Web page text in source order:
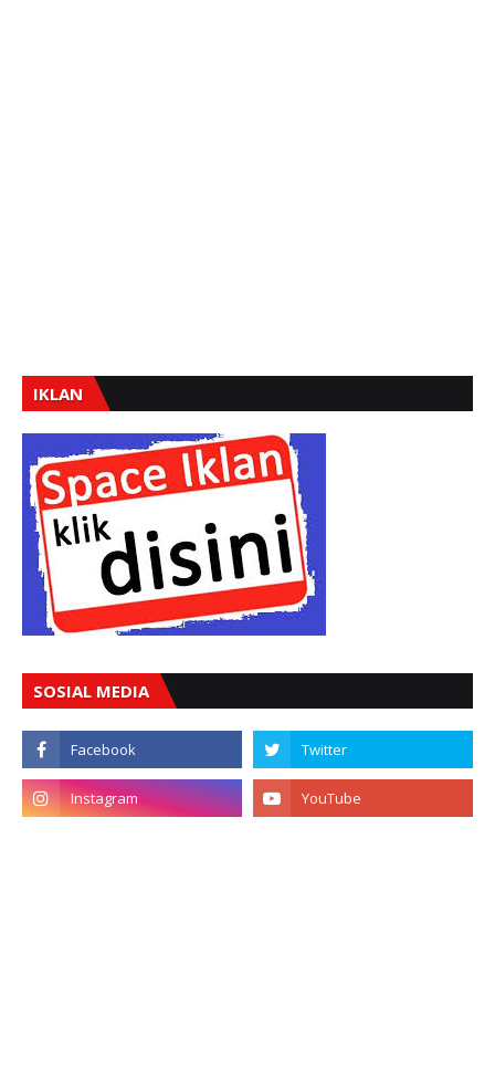
IKLAN
SOSIAL MEDIA